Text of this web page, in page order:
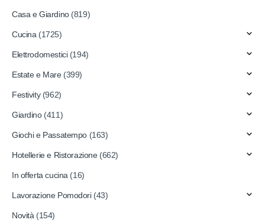
Casa e Giardino (819)
Cucina (1725)
Elettrodomestici (194)
Estate e Mare (399)
Festivity (962)
Giardino (411)
Giochi e Passatempo (163)
Hotellerie e Ristorazione (662)
In offerta cucina (16)
Lavorazione Pomodori (43)
Novità (154)